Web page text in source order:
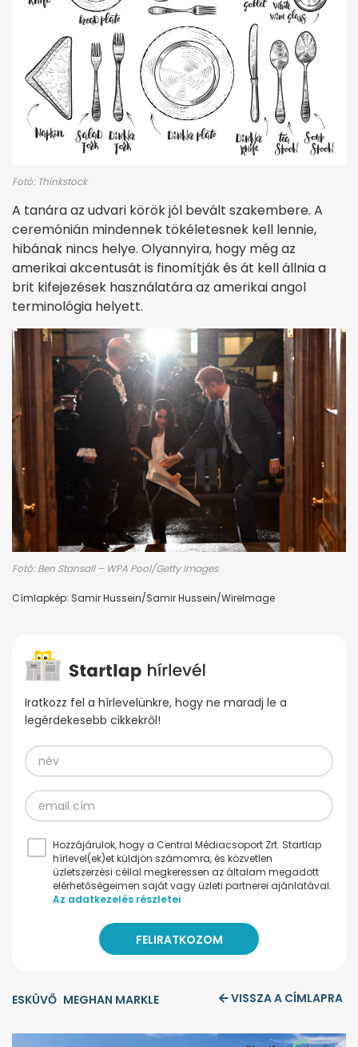
Fotó: Thinkstock
A tanára az udvari körök jól bevált szakembere. A
ceremónián mindennek tökéletesnek kell lennie,
hibának nincs helye. Olyannyira, hogy még az
amerikai akcentusát is finomítják és át kell állnia a
brit kifejezések használatára az amerikai angol
terminológia helyett.
Fotó: Ben Stansall – WPA Pool/Getty Images
Címlapkép: Samir Hussein/Samir Hussein/WireImage
Iratkozz fel a hírlevelünkre, hogy ne maradj le a
legérdekesebb cikkekről!
Hozzájárulok, hogy a Central Médiacsoport Zrt. Startlap
hírlevel(ek)et küldjön számomra, és közvetlen
üzletszerzési céllal megkeressen az általam megadott
elérhetőségeimen saját vagy üzleti partnerei ajánlatával.
Az adatkezelés részletei
ESKÜVŐ MEGHAN MARKLE VISSZA A CÍMLAPRA